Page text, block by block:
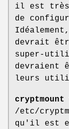
il est très
de
devrait
super-
devraient
leurs
cryptmount
/etc/
qu'il est